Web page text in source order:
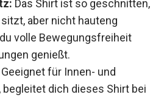
Das Shirt ist so
es bequem sitzt, aber nicht
du volle
ohne Einschränkungen